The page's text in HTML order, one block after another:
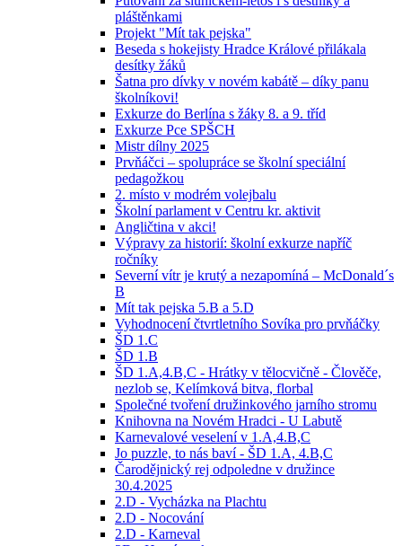
pláštěnkami
Projekt "Mít tak pejska"
Beseda s hokejisty Hradce Králové přilákala
desítky žáků
Šatna pro dívky v novém kabátě – díky panu
školníkovi!
Exkurze do Berlína s žáky 8. a 9. tříd
Exkurze Pce SPŠCH
Mistr dílny 2025
Prvňáčci – spolupráce se školní speciální
pedagožkou
2. místo v modrém volejbalu
Školní parlament v Centru kr. aktivit
Angličtina v akci!
Výpravy za historií: školní exkurze napříč
ročníky
Severní vítr je krutý a nezapomíná – McDonald´s
B
Mít tak pejska 5.B a 5.D
Vyhodnocení čtvrtletního Sovíka pro prvňáčky
ŠD 1.C
ŠD 1.B
ŠD 1.A,4.B,C - Hrátky v tělocvičně - Člověče,
nezlob se, Kelímková bitva, florbal
Společné tvoření družinkového jarního stromu
Knihovna na Novém Hradci - U Labutě
Karnevalové veselení v 1.A,4.B,C
Jo puzzle, to nás baví - ŠD 1.A, 4.B,C
Čarodějnický rej odpoledne v družince
30.4.2025
2.D - Vycházka na Plachtu
2.D - Nocování
2.D - Karneval